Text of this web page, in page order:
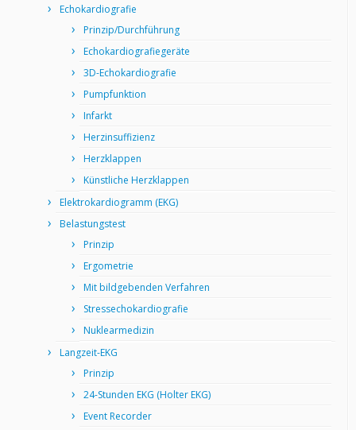
Echokardiografie
Prinzip/Durchführung
Echokardiografiegeräte
3D-Echokardiografie
Pumpfunktion
Infarkt
Herzinsuffizienz
Herzklappen
Künstliche Herzklappen
Elektrokardiogramm (EKG)
Belastungstest
Prinzip
Ergometrie
Mit bildgebenden Verfahren
Stressechokardiografie
Nuklearmedizin
Langzeit-EKG
Prinzip
24-Stunden EKG (Holter EKG)
Event Recorder